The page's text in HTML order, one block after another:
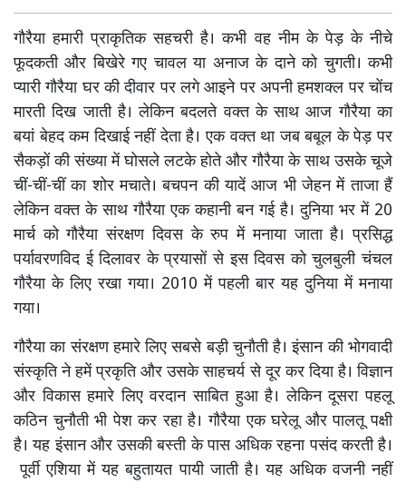
गौरैया हमारी प्राकृतिक सहचरी है। कभी वह नीम के पेड़ के नीचे
फूदकती और बिखेरे गए चावल या अनाज के दाने को चुगती। कभी
प्यारी गौरैया घर की दीवार पर लगे आइने पर अपनी हमशक्ल पर चोंच
मारती दिख जाती है। लेकिन बदलते वक्त के साथ आज गौरैया का
बयां बेहद कम दिखाई नहीं देता है। एक वक्त था जब बबूल के पेड़ पर
सैकड़ों की संख्या में घोसले लटके होते और गौरैया के साथ उसके चूजे
चीं-चीं-चीं का शोर मचाते। बचपन की यादें आज भी जेहन में ताजा हैं
लेकिन वक्त के साथ गौरैया एक कहानी बन गई है। दुनिया भर में 20
मार्च को गौरैया संरक्षण दिवस के रुप में मनाया जाता है। प्रसिद्ध
पर्यावरणविद ई दिलावर के प्रयासों से इस दिवस को चुलबुली चंचल
गौरैया के लिए रखा गया। 2010 में पहली बार यह दुनिया में मनाया
गया।
गौरैया का संरक्षण हमारे लिए सबसे बड़ी चुनौती है। इंसान की भोगवादी
संस्कृति ने हमें प्रकृति और उसके साहचर्य से दूर कर दिया है। विज्ञान
और विकास हमारे लिए वरदान साबित हुआ है। लेकिन दूसरा पहलू
कठिन चुनौती भी पेश कर रहा है। गौरैया एक घरेलू और पालतू पक्षी
है। यह इंसान और उसकी बस्ती के पास अधिक रहना पसंद करती है।
पूर्वी एशिया में यह बहुतायत पायी जाती है। यह अधिक वजनी नहीं